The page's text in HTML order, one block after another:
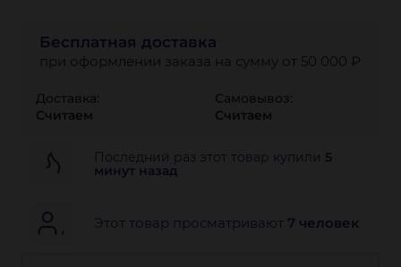
Бесплатная доставка
при оформлении заказа на сумму от 50 000 ₽
Доставка:
Считаем
Самовывоз:
Считаем
Последний раз этот товар купили 5
минут назад
Этот товар просматривают 7 человек